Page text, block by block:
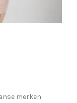
merken